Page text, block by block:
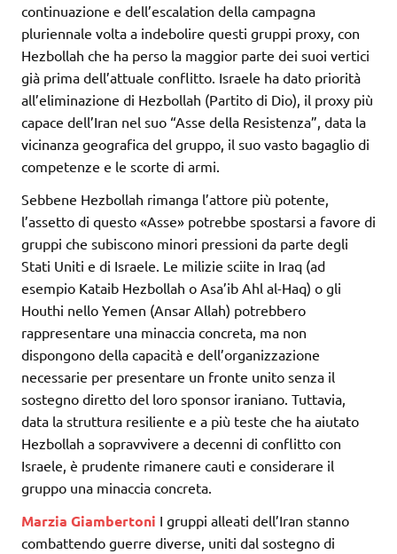
continuazione e dell’escalation della campagna
pluriennale volta a indebolire questi gruppi proxy, con
Hezbollah che ha perso la maggior parte dei suoi vertici
già prima dell’attuale conflitto. Israele ha dato priorità
all’eliminazione di Hezbollah (Partito di Dio), il proxy più
capace dell’Iran nel suo “Asse della Resistenza”, data la
vicinanza geografica del gruppo, il suo vasto bagaglio di
competenze e le scorte di armi.
Sebbene Hezbollah rimanga l’attore più potente,
l’assetto di questo «Asse» potrebbe spostarsi a favore di
gruppi che subiscono minori pressioni da parte degli
Stati Uniti e di Israele. Le milizie sciite in Iraq (ad
esempio Kataib Hezbollah o Asa’ib Ahl al-Haq) o gli
Houthi nello Yemen (Ansar Allah) potrebbero
rappresentare una minaccia concreta, ma non
dispongono della capacità e dell’organizzazione
necessarie per presentare un fronte unito senza il
sostegno diretto del loro sponsor iraniano. Tuttavia,
data la struttura resiliente e a più teste che ha aiutato
Hezbollah a sopravvivere a decenni di conflitto con
Israele, è prudente rimanere cauti e considerare il
gruppo una minaccia concreta.
Marzia Giambertoni I gruppi alleati dell’Iran stanno
combattendo guerre diverse, uniti dal sostegno di